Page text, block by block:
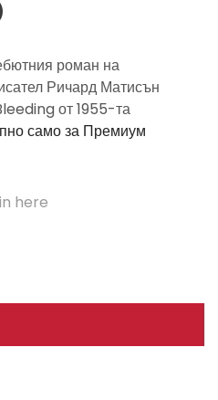
роман на
Ричард Матисън
от 1955-та
само за Премиум
here